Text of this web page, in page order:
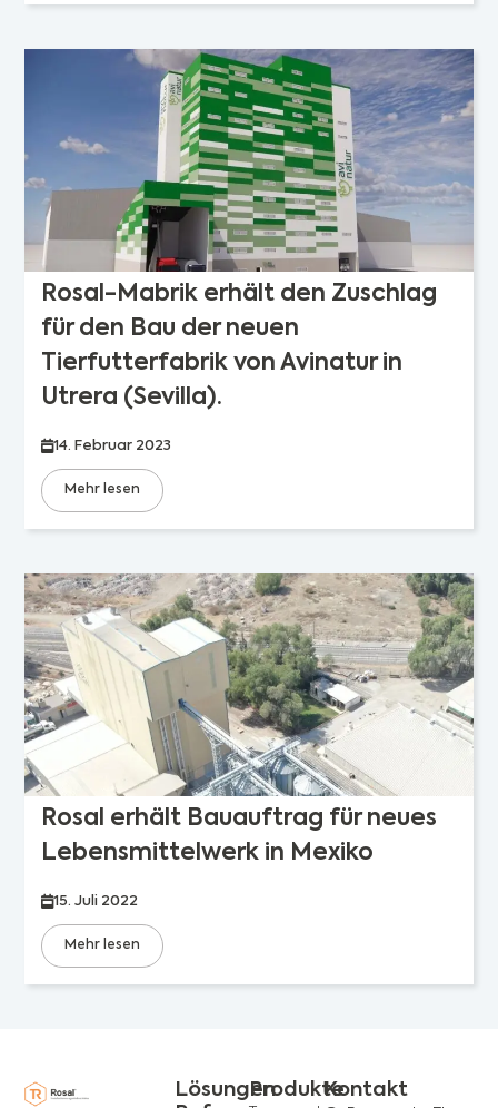
Rosal-Mabrik erhält den Zuschlag
für den Bau der neuen
Tierfutterfabrik von Avinatur in
Utrera (Sevilla).
14. Februar 2023
Mehr lesen
Rosal erhält Bauauftrag für neues
Lebensmittelwerk in Mexiko
15. Juli 2022
Mehr lesen
Produkte
Lösungen
Kontakt